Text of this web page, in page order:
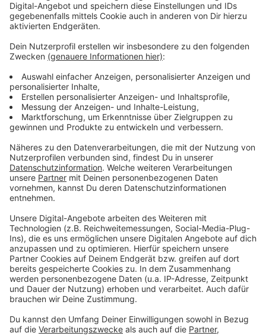
Robotik und gibt uns Einblicke darüber, was
Besucher:innen beim OPEN DAY 2024 erwartet:
PC_FokusOOe_KUKA-2024_Reinhard-
Nagler.mp3